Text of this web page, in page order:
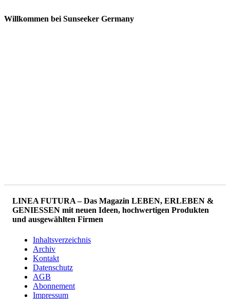
Willkommen bei Sunseeker Germany
LINEA FUTURA – Das Magazin LEBEN, ERLEBEN &
GENIESSEN mit neuen Ideen, hochwertigen Produkten
und ausgewählten Firmen
Inhaltsverzeichnis
Archiv
Kontakt
Datenschutz
AGB
Abonnement
Impressum